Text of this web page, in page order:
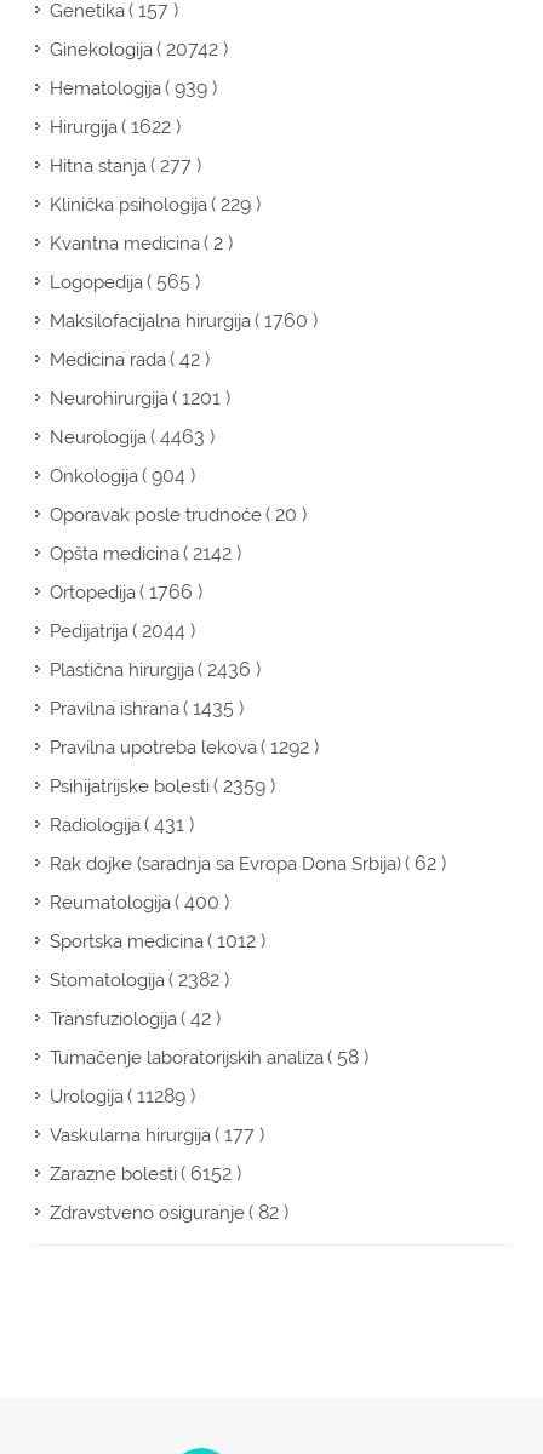
Genetika( 157 )
Ginekologija( 20742 )
Hematologija( 939 )
Hirurgija( 1622 )
Hitna stanja( 277 )
Klinička psihologija( 229 )
Kvantna medicina( 2 )
Logopedija( 565 )
Maksilofacijalna hirurgija( 1760 )
Medicina rada( 42 )
Neurohirurgija( 1201 )
Neurologija( 4463 )
Onkologija( 904 )
Oporavak posle trudnoće( 20 )
Opšta medicina( 2142 )
Ortopedija( 1766 )
Pedijatrija( 2044 )
Plastična hirurgija( 2436 )
Pravilna ishrana( 1435 )
Pravilna upotreba lekova( 1292 )
Psihijatrijske bolesti( 2359 )
Radiologija( 431 )
Rak dojke (saradnja sa Evropa Dona Srbija)( 62 )
Reumatologija( 400 )
Sportska medicina( 1012 )
Stomatologija( 2382 )
Transfuziologija( 42 )
Tumačenje laboratorijskih analiza( 58 )
Urologija( 11289 )
Vaskularna hirurgija( 177 )
Zarazne bolesti( 6152 )
Zdravstveno osiguranje( 82 )